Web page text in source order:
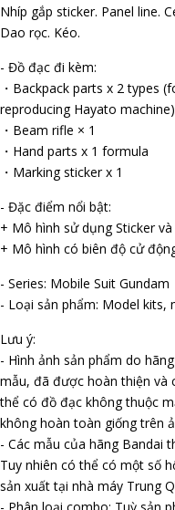
Nhíp gắp sticker. Panel line.
Dao rọc. Kéo.
- Đồ đạc đi kèm:
・Backpack parts x 2 types
reproducing Hayato machine)
・Beam rifle × 1
・Hand parts x 1 formula
・Marking sticker x 1
- Đặc điểm nổi bật:
+ Mô hình sử dụng Sticker
+ Mô hình có biên độ cử
- Series: Mobile Suit Gundam
- Loại sản phẩm: Model kits,
Lưu ý:
- Hình ảnh sản phẩm do
mẫu, đã được hoàn thiện và
thể có đồ đạc không thuộc
không hoàn toàn giống trên
- Các mẫu của hãng Bandai
Tuy nhiên có thể có một số
sản xuất tại nhà máy Trung